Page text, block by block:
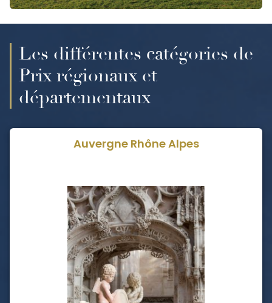
Les différentes catégories de
Prix régionaux et
départementaux
Auvergne Rhône Alpes